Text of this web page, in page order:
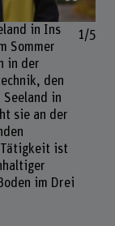
in Ins
Sommer
in der
den
in
sie an der
Tätigkeit ist
im Drei
1/5